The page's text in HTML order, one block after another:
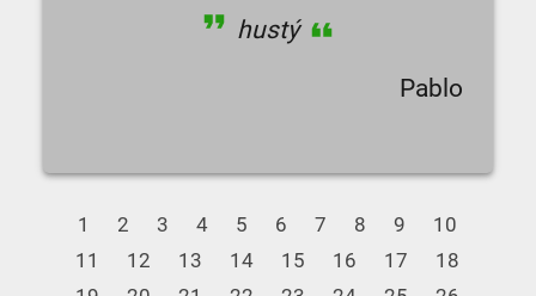
hustý
Pablo
1 2 3 4 5 6 7 8 9
10
11
12 13 14 15 16 17
18